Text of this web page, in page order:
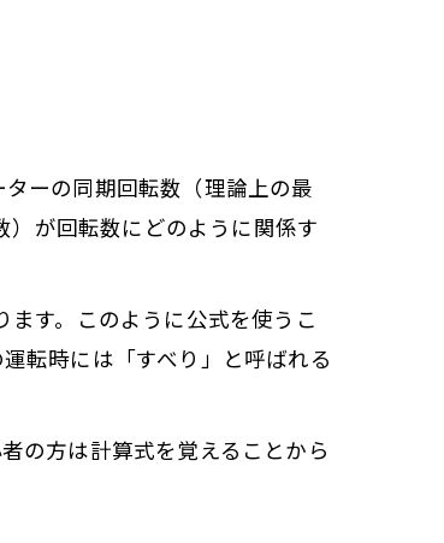
ーの同期回転数（理論上の最
）が回転数にどのように関係す
ます。このように公式を使うこ
転時には「すべり」と呼ばれる
の方は計算式を覚えることから